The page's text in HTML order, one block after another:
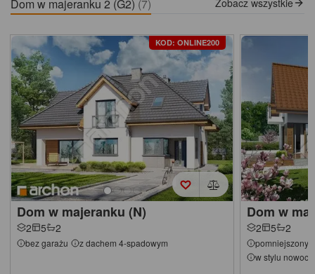
Dom w majeranku 2 (G2) (7)
KOD: ONLINE200
Dom w majeranku (N)
2 5 2
bez garażu z dachem 4-spadowym
Dom w
2 5 2
pomniejszony
w stylu